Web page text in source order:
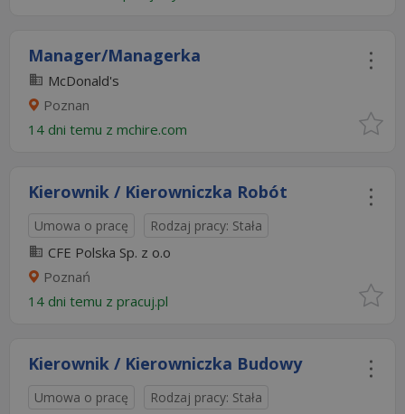
Manager/Managerka
McDonald's
Poznan
14 dni temu z mchire.com
Kierownik / Kierowniczka Robót
Umowa o pracę Rodzaj pracy: Stała
CFE Polska Sp. z o.o
Poznań
14 dni temu z pracuj.pl
Kierownik / Kierowniczka Budowy
Umowa o pracę Rodzaj pracy: Stała